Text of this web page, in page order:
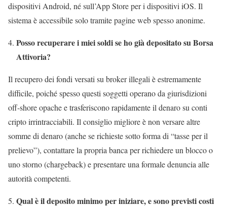
dispositivi Android, né sull’App Store per i dispositivi iOS. Il
sistema è accessibile solo tramite pagine web spesso anonime.
Posso recuperare i miei soldi se ho già depositato su Borsa
Attivoria?
Il recupero dei fondi versati su broker illegali è estremamente
difficile, poiché spesso questi soggetti operano da giurisdizioni
off-shore opache e trasferiscono rapidamente il denaro su conti
cripto irrintracciabili. Il consiglio migliore è non versare altre
somme di denaro (anche se richieste sotto forma di “tasse per il
prelievo”), contattare la propria banca per richiedere un blocco o
uno storno (chargeback) e presentare una formale denuncia alle
autorità competenti.
Qual è il deposito minimo per iniziare, e sono previsti costi